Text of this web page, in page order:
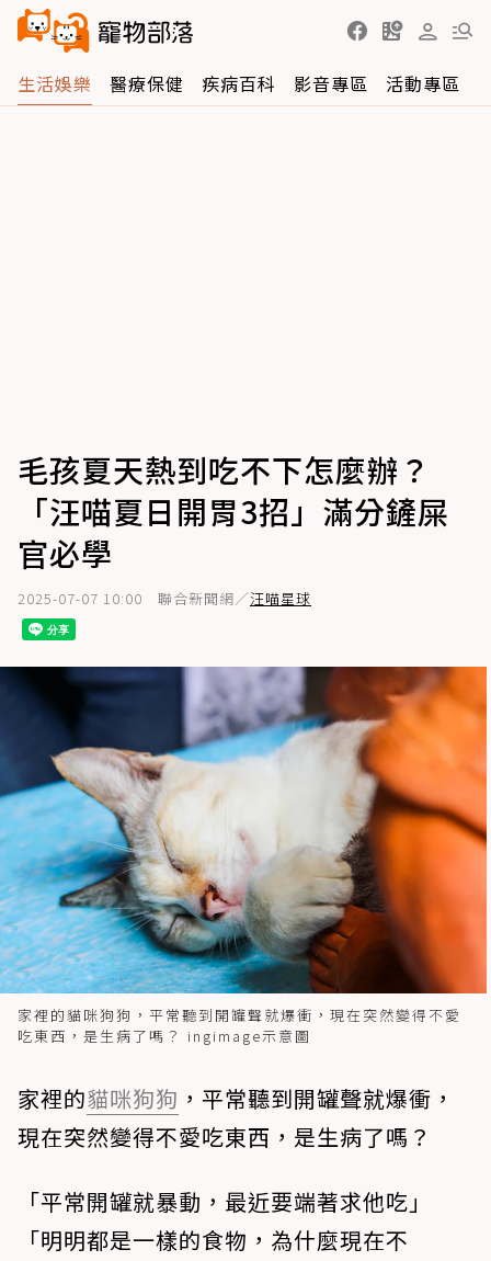
生活娛樂 醫療保健 疾病百科 影音專區 活動專區
毛孩夏天熱到吃不下怎麼辦？
「汪喵夏日開胃3招」滿分鏟屎
官必學
2025-07-07 10:00 聯合新聞網／汪喵星球
家裡的貓咪狗狗，平常聽到開罐聲就爆衝，現在突然變得不愛
吃東西，是生病了嗎？ ingimage示意圖
家裡的貓咪狗狗 ，平常聽到開罐聲就爆衝，
現在突然變得不愛吃東西，是生病了嗎？
「平常開罐就暴動，最近要端著求他吃」
「明明都是一樣的食物，為什麼現在不